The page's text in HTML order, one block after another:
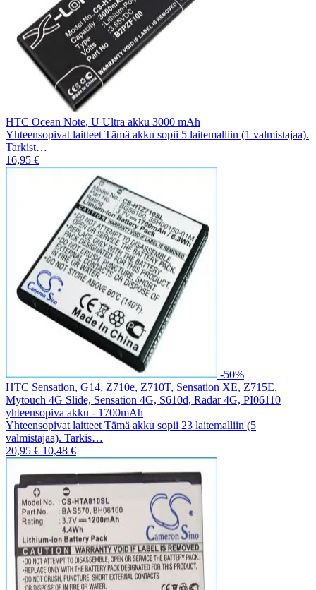
HTC Ocean Note, U Ultra akku 3000 mAh
Yhteensopivat laitteet Tämä akku sopii 5 laitemalliin (1 valmistajaa).
Tarkist…
16,95 €
-50%
HTC Sensation, G14, Z710e, Z710T, Sensation XE, Z715E,
Mytouch 4G Slide, Sensation 4G, S610d, Radar 4G, PI06110
yhteensopiva akku - 1700mAh
Yhteensopivat laitteet Tämä akku sopii 23 laitemalliin (5
valmistajaa). Tarkis…
20,95 € 10,48 €